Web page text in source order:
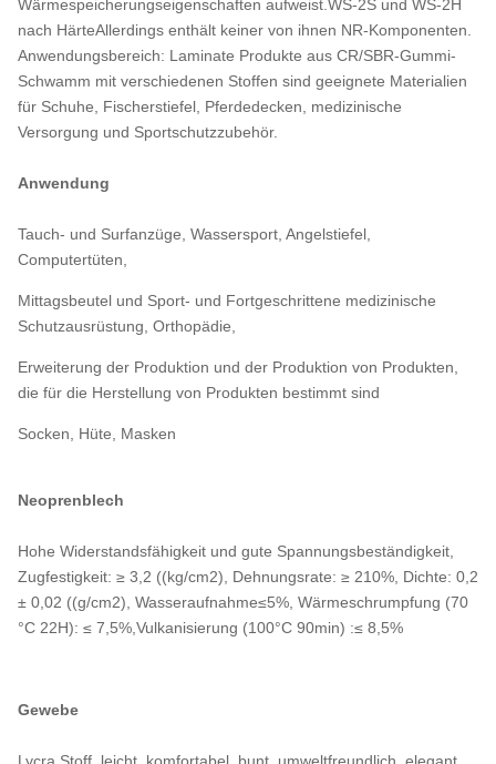
Wärmespeicherungseigenschaften aufweist.WS-2S und WS-2H
nach HärteAllerdings enthält keiner von ihnen NR-Komponenten.
Anwendungsbereich: Laminate Produkte aus CR/SBR-Gummi-
Schwamm mit verschiedenen Stoffen sind geeignete Materialien
für Schuhe, Fischerstiefel, Pferdedecken, medizinische
Versorgung und Sportschutzzubehör.
Anwendung
Tauch- und Surfanzüge, Wassersport, Angelstiefel,
Computertüten,
Mittagsbeutel und Sport- und Fortgeschrittene medizinische
Schutzausrüstung, Orthopädie,
Erweiterung der Produktion und der Produktion von Produkten,
die für die Herstellung von Produkten bestimmt sind
Socken, Hüte, Masken
Neoprenblech
Hohe Widerstandsfähigkeit und gute Spannungsbeständigkeit,
Zugfestigkeit: ≥ 3,2 ((kg/cm2), Dehnungsrate: ≥ 210%, Dichte: 0,2
± 0,02 ((g/cm2), Wasseraufnahme≤5%, Wärmeschrumpfung (70
°C 22H): ≤ 7,5%,Vulkanisierung (100°C 90min) :≤ 8,5%
Gewebe